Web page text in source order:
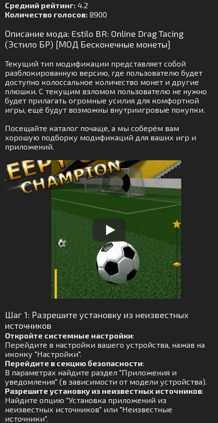
Средний рейтинг: 4.2
Количество голосов: 8900
Описание мода: Estilo BR: Online Drag Tacing
(Эстило БР) [МОД Бесконечные монеты]
Текущий тип модификации представляет собой
разблокированную версию, где пользователю будет
доступно колоссальное количество монет и другие
плюшки. С текущим взломом пользователю не нужно
будет прилагать огромные усилия для комфортной
игры, ещё будут возможны внутриигровые покупки.
Посещайте каталог почаще, а мы соберём вам
хорошую подборку модификаций для ваших игр и
приложений.
Шаг 1: Разрешите установку из неизвестных
источников
Откройте системные настройки:
Перейдите в настройки вашего устройства, нажав на
иконку "Настройки".
Перейдите в секцию безопасности:
В параметрах найдите раздел "Приложения и
уведомления" (в зависимости от модели устройства).
Разрешите установку из неизвестных источников:
Найдите опцию "Установка приложений из
неизвестных источников" или "Неизвестные
источники".